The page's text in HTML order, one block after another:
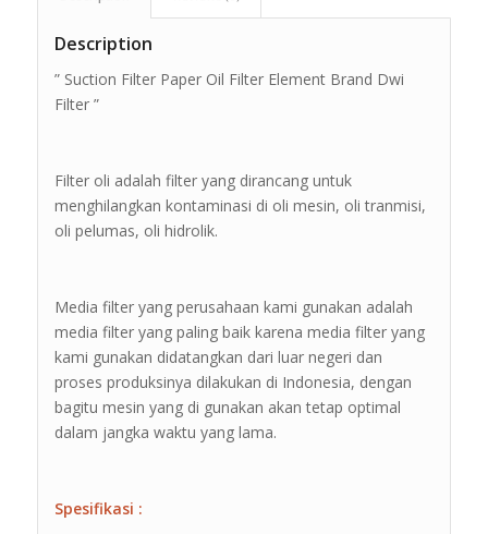
Description
” Suction Filter Paper Oil Filter Element Brand Dwi
Filter ”
Filter oli adalah filter yang dirancang untuk
menghilangkan kontaminasi di oli mesin, oli tranmisi,
oli pelumas, oli hidrolik.
Media filter yang perusahaan kami gunakan adalah
media filter yang paling baik karena media filter yang
kami gunakan didatangkan dari luar negeri dan
proses produksinya dilakukan di Indonesia, dengan
bagitu mesin yang di gunakan akan tetap optimal
dalam jangka waktu yang lama.
Spesifikasi :